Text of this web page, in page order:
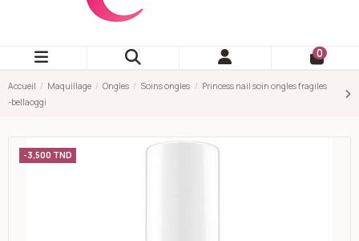
0
Accueil Maquillage Ongles Soins ongles
Princess nail soin ongles fragiles
-bellaoggi
-3,500 TND